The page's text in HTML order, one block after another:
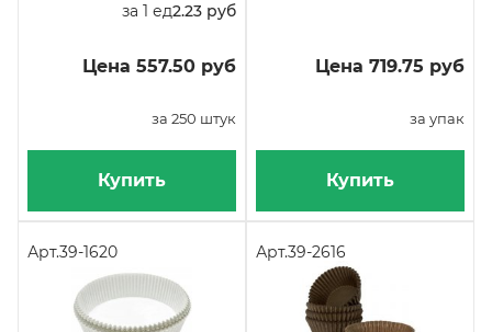
за 1 ед2.23 руб
Цена 557.50 руб
за 250 штук
Купить
Цена 719.75 руб
за упак
Купить
Арт.39-1620 Арт.39-2616